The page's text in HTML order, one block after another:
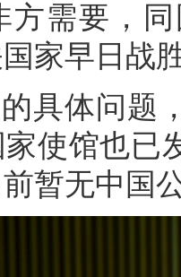
方需要，
家早日战
具体问题
使馆也已
暂无中国